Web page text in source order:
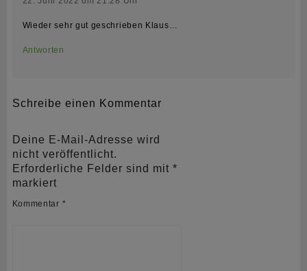
Wieder sehr gut geschrieben Klaus…
Antworten
Schreibe einen Kommentar
Deine E-Mail-Adresse wird
nicht veröffentlicht.
Erforderliche Felder sind mit *
markiert
Kommentar *